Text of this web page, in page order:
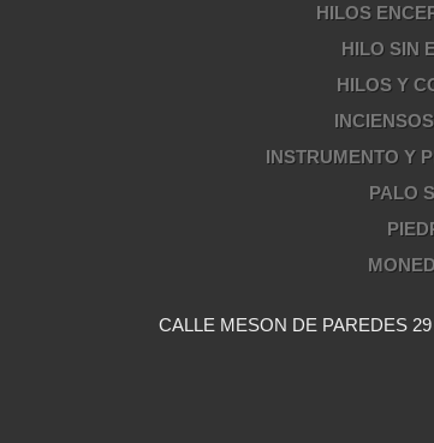
HILOS
HILO SIN
HILOS Y
INSTRUMENTO Y
PALO
CALLE MESON DE PAREDES